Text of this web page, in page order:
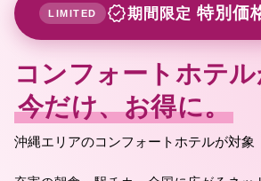
LIMITED verified期間限定 特別価
コンフォートホテル
今だけ、お得に。
沖縄エリアのコンフォートホテルが対象